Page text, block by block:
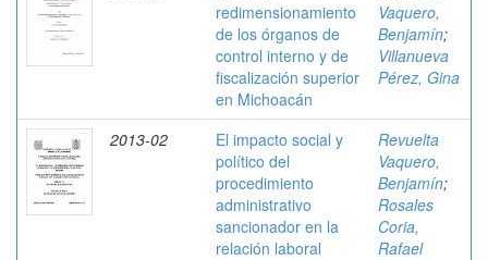
redimensionamiento
de los órganos de
control interno y de
fiscalización superior
en Michoacán
Vaquero,
Benjamín;
Villanueva
Pérez, Gina
2013-02
El impacto social y
político del
procedimiento
administrativo
sancionador en la
relación laboral
Revuelta
Vaquero,
Benjamín;
Rosales
Coria,
Rafael